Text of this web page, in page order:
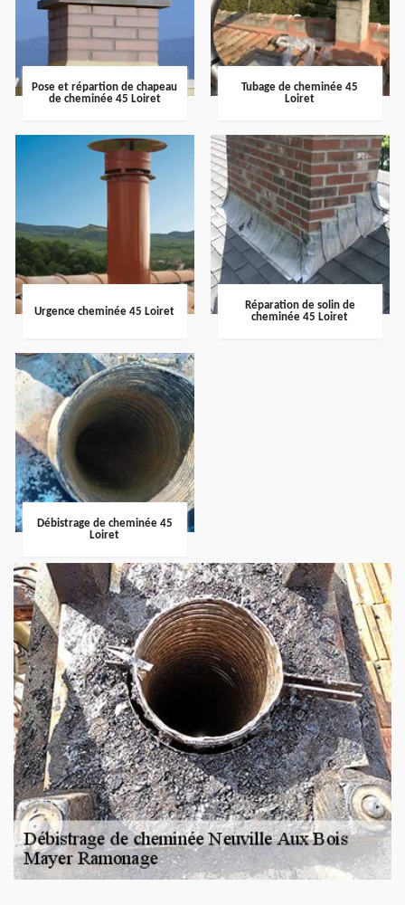
Pose et répartion de chapeau
de cheminée 45 Loiret
Tubage de cheminée 45
Loiret
Urgence cheminée 45 Loiret
Réparation de solin de
cheminée 45 Loiret
Débistrage de cheminée 45
Loiret